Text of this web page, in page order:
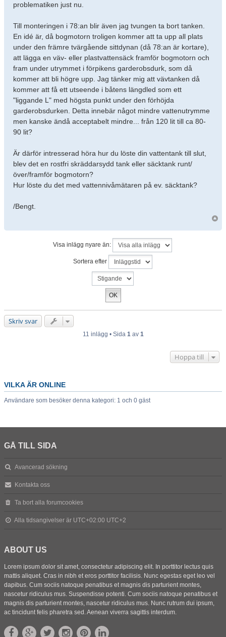
problematiken just nu.
Till monteringen i 78:an blir även jag tvungen ta bort tanken.
En idé är, då bogmotorn troligen kommer att ta upp all plats
under den främre tvärgående sittdynan (då 78:an är kortare),
att lägga en väv- eller plastvattensäck framför bogmotorn och
fram under utrymmet i förpikens garderobsdurk, som då
kommer att bli högre upp. Jag tänker mig att vävtanken då
kommer att få ett utseende i båtens längdled som ett
"liggande L" med högsta punkt under den förhöjda
garderobsdurken. Detta innebär något mindre vattenutrymme
men kanske ändå acceptabelt mindre... från 120 lit till ca 80-
90 lit?
Är därför intresserad höra hur du löste din vattentank till slut,
blev det en rostfri skräddarsydd tank eller säcktank runt/
över/framför bogmotorn?
Hur löste du det med vattennivåmätaren på ev. säcktank?
/Bengt.
Visa inlägg nyare än:
Sortera efter
Skriv svar
11 inlägg • Sida 1av 1
Hoppa till
VILKA ÄR ONLINE
Användare som besöker denna kategori: 1 och 0 gäst
GÅ TILL SIDA
Avancerad sökning
Kontakta oss
Ta bort alla forumcookies
Alla tidsangivelser är UTC+02:00 UTC+2
ABOUT US
Lorem ipsum dolor sit amet, consectetur adipiscing elit. In porttitor lectus quis
mattis aliquet. Cras in nibh et eros porttitor facilisis. Nunc egestas eget leo vel
dapibus. Cum sociis natoque penatibus et magnis dis parturient montes,
nascetur ridiculus mus. Suspendisse potenti. Cum sociis natoque penatibus et
magnis dis parturient montes, nascetur ridiculus mus. Nunc rutrum dui ipsum,
ac tincidunt felis pharetra sed. Aenean viverra sagittis interdum.